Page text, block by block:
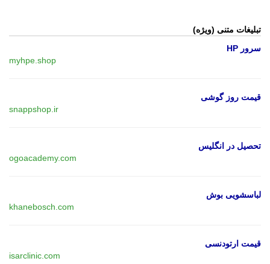
تبلیغات متنی (ویژه)
سرور HP
myhpe.shop
قیمت روز گوشی
snappshop.ir
تحصیل در انگلیس
ogoacademy.com
لباسشویی بوش
khanebosch.com
قیمت ارتودنسی
isarclinic.com